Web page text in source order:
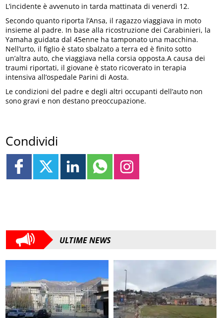
L’incidente è avvenuto in tarda mattinata di venerdì 12.
Secondo quanto riporta l’Ansa, il ragazzo viaggiava in moto
insieme al padre. In base alla ricostruzione dei Carabinieri, la
Yamaha guidata dal 45enne ha tamponato una macchina.
Nell’urto, il figlio è stato sbalzato a terra ed è finito sotto
un’altra auto, che viaggiava nella corsia opposta.A causa dei
traumi riportati, il giovane è stato ricoverato in terapia
intensiva all’ospedale Parini di Aosta.
Le condizioni del padre e degli altri occupanti dell’auto non
sono gravi e non destano preoccupazione.
Condividi
ULTIME NEWS